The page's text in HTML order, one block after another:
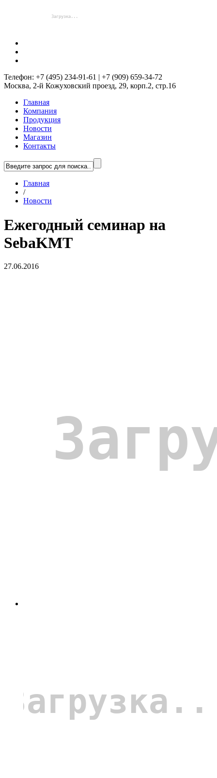
Телефон: +7 (495) 234-91-61 | +7 (909) 659-34-72
Москва, 2-й Кожуховский проезд, 29, корп.2, стр.16
Главная
Компания
Продукция
Новости
Магазин
Контакты
Главная
/
Новости
Ежегодный семинар на
SebaKMT
27.06.2016